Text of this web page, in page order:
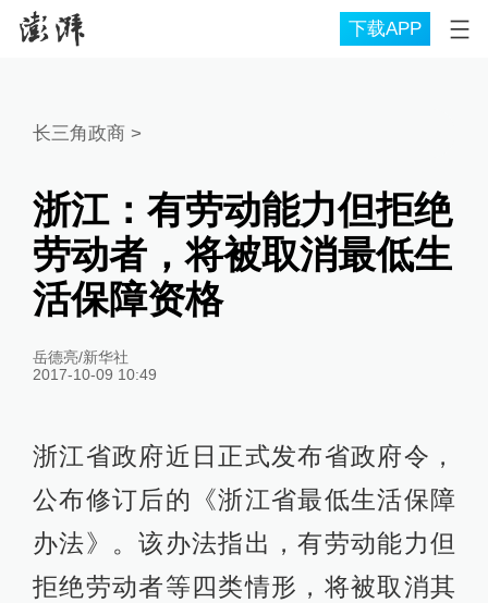
下载APP
长三角政商 >
浙江：有劳动能力但拒绝
劳动者，将被取消最低生
活保障资格
岳德亮/新华社
2017-10-09 10:49
浙江省政府近日正式发布省政府令，
公布修订后的《浙江省最低生活保障
办法》。该办法指出，有劳动能力但
拒绝劳动者等四类情形，将被取消其